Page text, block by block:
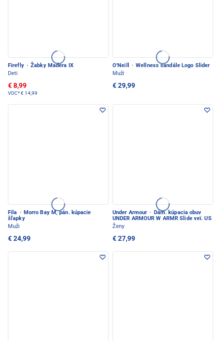
Firefly · Žabky Madera IX
Deti
€ 8,99
VOC*€ 14,99
O'Neill · Wellness sandále Logo Slider
Muži
€ 29,99
Fila · Morro Bay M, pán. kúpacie
šľapky
Muži
€ 24,99
Under Armour · Dám. kúpacia obuv
UNDER ARMOUR W ARMR Slide veï. US
Ženy
€ 27,99